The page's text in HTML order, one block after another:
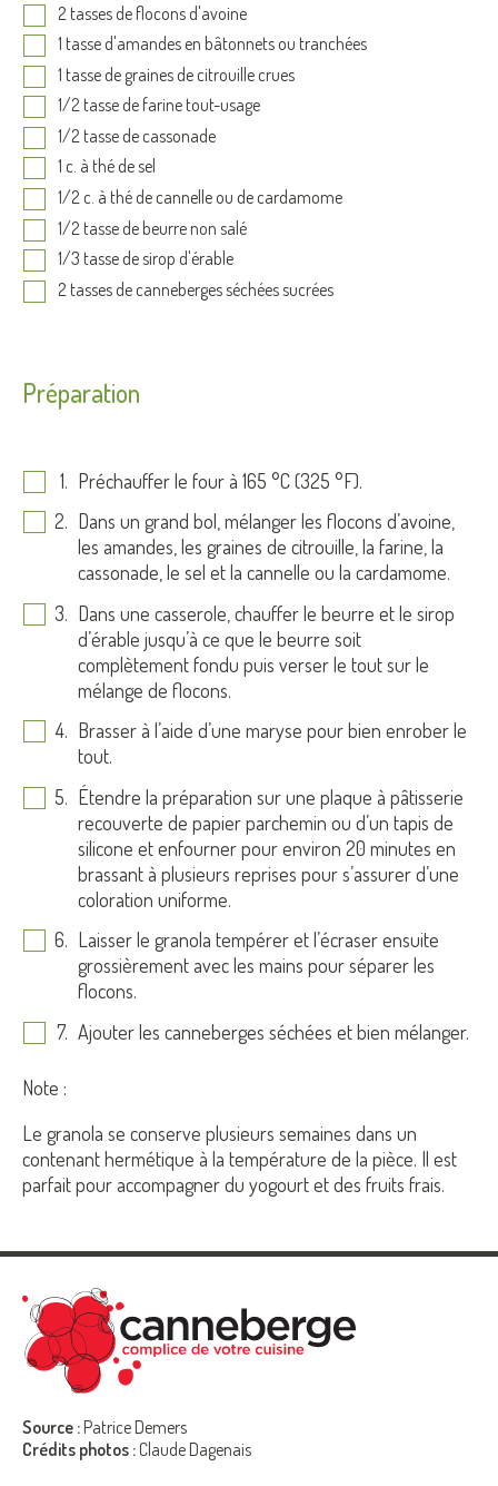
2 tasses de flocons d'avoine
1 tasse d'amandes en bâtonnets ou tranchées
1 tasse de graines de citrouille crues
1/2 tasse de farine tout-usage
1/2 tasse de cassonade
1 c. à thé de sel
1/2 c. à thé de cannelle ou de cardamome
1/2 tasse de beurre non salé
1/3 tasse de sirop d'érable
2 tasses de canneberges séchées sucrées
Préparation
Préchauffer le four à 165 °C (325 °F).
Dans un grand bol, mélanger les flocons d’avoine,
les amandes, les graines de citrouille, la farine, la
cassonade, le sel et la cannelle ou la cardamome.
Dans une casserole, chauffer le beurre et le sirop
d’érable jusqu’à ce que le beurre soit
complètement fondu puis verser le tout sur le
mélange de flocons.
Brasser à l’aide d’une maryse pour bien enrober le
tout.
Étendre la préparation sur une plaque à pâtisserie
recouverte de papier parchemin ou d’un tapis de
silicone et enfourner pour environ 20 minutes en
brassant à plusieurs reprises pour s’assurer d’une
coloration uniforme.
Laisser le granola tempérer et l’écraser ensuite
grossièrement avec les mains pour séparer les
flocons.
Ajouter les canneberges séchées et bien mélanger.
Note :
Le granola se conserve plusieurs semaines dans un
contenant hermétique à la température de la pièce. Il est
parfait pour accompagner du yogourt et des fruits frais.
Source : Patrice Demers
Crédits photos : Claude Dagenais